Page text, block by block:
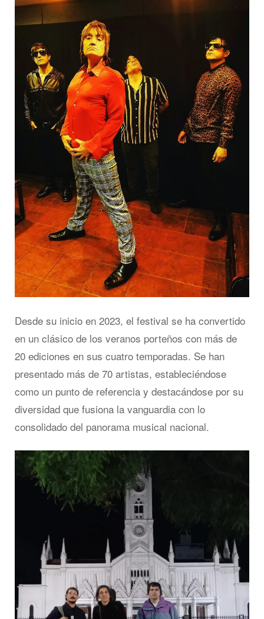
Desde su inicio en 2023, el festival se ha convertido
en un clásico de los veranos porteños con más de
20 ediciones en sus cuatro temporadas. Se han
presentado más de 70 artistas, estableciéndose
como un punto de referencia y destacándose por su
diversidad que fusiona la vanguardia con lo
consolidado del panorama musical nacional.